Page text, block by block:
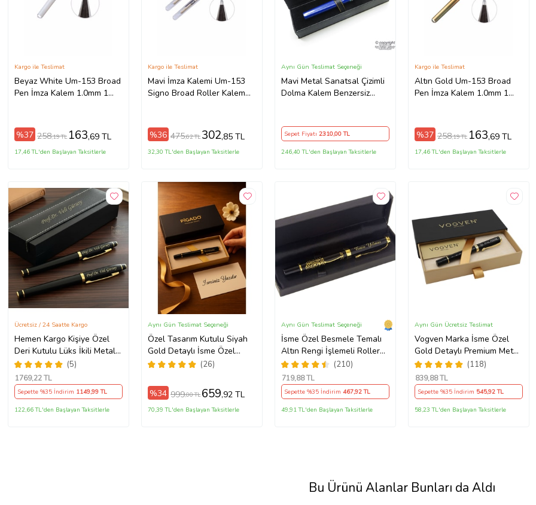
Beyaz White Um-153 Broad
Pen İmza Kalem 1.0mm 1
Kargo ile Teslimat
%37 258,19 TL 163,69 TL
17,46 TL'den Başlayan Taksitlerle
Mavi İmza Kalemi Um-153
Signo Broad Roller Kalem
Kargo ile Teslimat
%36 475,62 TL 302,85 TL
32,30 TL'den Başlayan Taksitlerle
Mavi Metal Sanatsal Çizimli
Dolma Kalem Benzersiz
Aynı Gün Teslimat Seçeneği
Sepet Fiyatı 2310,00 TL
246,40 TL'den Başlayan Taksitlerle
Altın Gold Um-153 Broad
Pen İmza Kalem 1.0mm 1
Kargo ile Teslimat
%37 258,19 TL 163,69 TL
17,46 TL'den Başlayan Taksitlerle
Hemen Kargo Kişiye Özel
Deri Kutulu Lüks İkili Metal
İmza Kalemi - Premium
Hediye Deneyimi
(5)
Ücretsiz / 24 Saatte Kargo
1769,22 TL
Sepette %35 İndirim 1149,99 TL
122,66 TL'den Başlayan Taksitlerle
Özel Tasarım Kutulu Siyah
Gold Detaylı İsme Özel
Roller İmza Kalemi
(26)
Aynı Gün Teslimat Seçeneği
%34 999,00 TL 659,92 TL
70,39 TL'den Başlayan Taksitlerle
İsme Özel Besmele Temalı
Altın Rengi İşlemeli Roller
Kalem
(210)
Aynı Gün Teslimat Seçeneği
719,88 TL
Sepette %35 İndirim 467,92 TL
49,91 TL'den Başlayan Taksitlerle
Vogven Marka İsme Özel
Gold Detaylı Premium Metal
Roller Kalem (118)
Aynı Gün Ücretsiz Teslimat
839,88 TL
Sepette %35 İndirim 545,92 TL
58,23 TL'den Başlayan Taksitlerle
Bu Ürünü Alanlar Bunları da Aldı